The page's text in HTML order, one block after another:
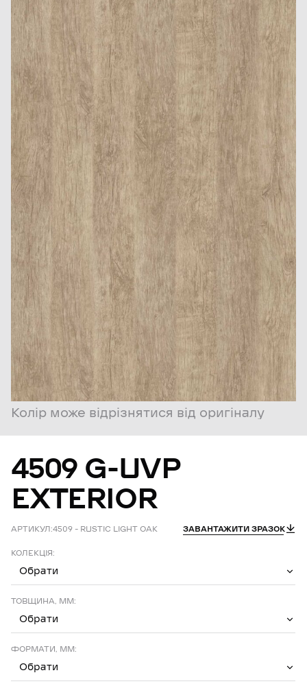
Колір може відрізнятися від оригіналу
4509 G-UVP
EXTERIOR
АРТИКУЛ:4509 – RUSTIC LIGHT OAK ЗАВАНТАЖИТИ ЗРАЗОК
КОЛЕКЦІЯ:
Обрати
ТОВЩИНА, ММ:
Обрати
ФОРМАТИ, ММ:
Обрати